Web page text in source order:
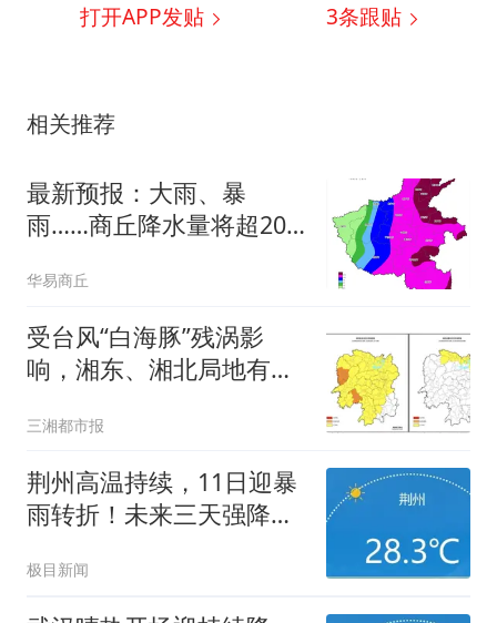
打开APP发贴 3条跟贴
相关推荐
最新预报：大雨、暴
雨……商丘降水量将超200
华易商丘
受台风“白海豚”残涡影
响，湘东、湘北局地有暴
三湘都市报
荆州高温持续，11日迎暴
雨转折！未来三天强降雨
极目新闻